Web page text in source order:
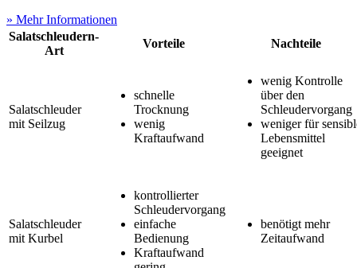
» Mehr Informationen
Salatschleudern-
Art
Vorteile Nachteile
Salatschleuder
mit Seilzug
schnelle
Trocknung
wenig
Kraftaufwand
wenig Kontrolle
über den
Schleudervorgang
weniger für
Lebensmittel
geeignet
Salatschleuder
mit Kurbel
kontrollierter
Schleudervorgang
einfache
Bedienung
Kraftaufwand
benötigt mehr
Zeitaufwand